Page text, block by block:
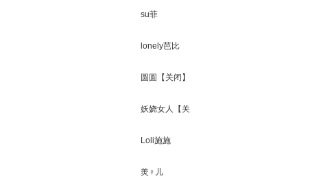
su菲
lonely芭比
圆圆【关闭】
妖娆女人【关
闭】
Loli施施
羙♀儿